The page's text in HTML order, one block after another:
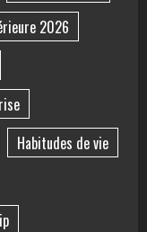
2026
Habitudes de vie